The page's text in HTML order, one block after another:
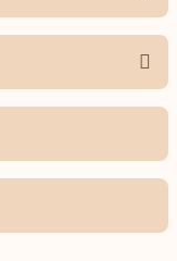
ve diğer konularda
tarafımıza